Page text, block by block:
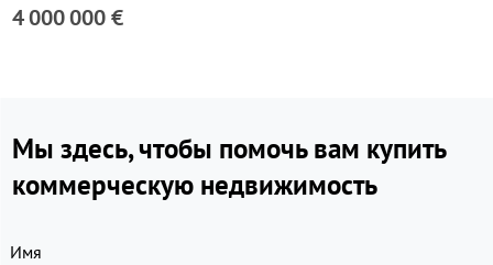
4 000 000 €
Мы здесь, чтобы помочь вам купить
коммерческую недвижимость
Имя